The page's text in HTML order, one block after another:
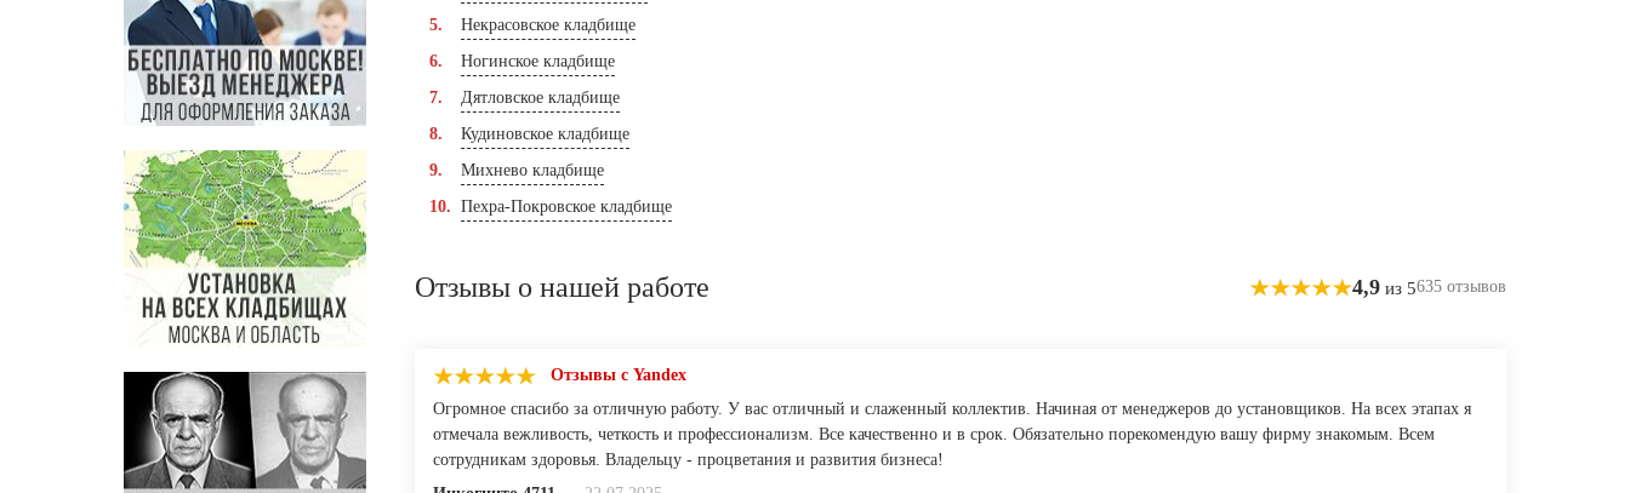
Некрасовское кладбище
Ногинское кладбище
Дятловское кладбище
Кудиновское кладбище
Михнево кладбище
Пехра-Покровское кладбище
Отзывы о нашей работе 4,9 из 5635 отзывов
Отзывы с Yandex
Огромное спасибо за отличную работу. У вас отличный и слаженный коллектив. Начиная от менеджеров до установщиков. На всех этапах я
отмечала вежливость, четкость и профессионализм. Все качественно и в срок. Обязательно порекомендую вашу фирму знакомым. Всем
сотрудникам здоровья. Владельцу - процветания и развития бизнеса!